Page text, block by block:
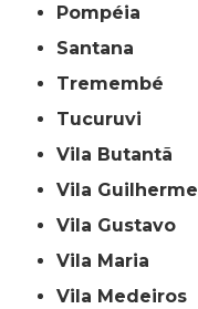
Pompéia
Santana
Tremembé
Tucuruvi
Vila Butantã
Vila Guilherme
Vila Gustavo
Vila Maria
Vila Medeiros